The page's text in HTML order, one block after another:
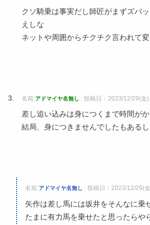
クソ騎乗は事実だし師匠がまずズバ
えしな
ネットや周囲からチクチク言われて
名前:アドマイヤ名無し : 投稿日：2023/12/29(金
差し追い込みは身につくまで時間が
結局、身につきませんでしたもある
名前:アドマイヤ名無し : 投稿日：2023/12/29(
矢作は差し馬には坂井をそんなに乗
たまに有力馬を乗せたと思ったらや